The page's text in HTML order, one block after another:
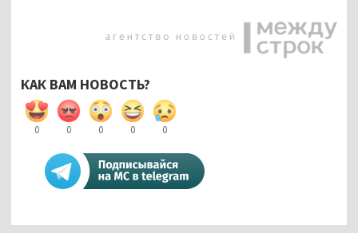
КАК ВАМ НОВОСТЬ?
0 0 0 0 0